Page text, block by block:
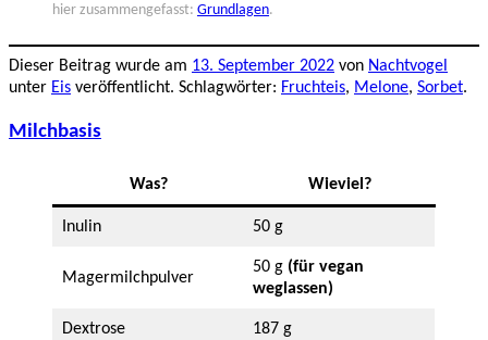
hier zusammengefasst: Grundlagen.
Dieser Beitrag wurde am 13. September 2022 von Nachtvogel
unter Eis veröffentlicht. Schlagwörter: Fruchteis, Melone, Sorbet.
Milchbasis
Was? Wieviel?
Inulin 50 g
Magermilchpulver
50 g (für vegan
weglassen)
Dextrose 187 g